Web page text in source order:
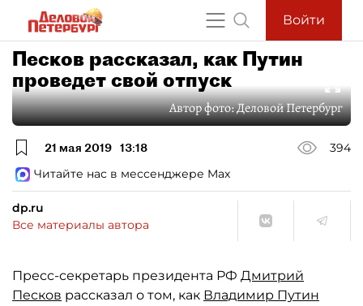
Войти
Песков рассказал, как Путин
проведет свой отпуск
Автор фото:Деловой Петербург
21 мая 2019 13:18
394
Читайте нас в мессенджере Max
dp.ru
Все материалы автора
Пресс-секретарь президента РФ Дмитрий
Песков рассказал о том, как Владимир Путин